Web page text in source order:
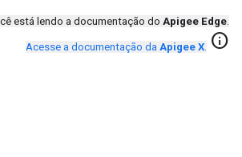
está lendo a documentação do Apigee Edge.
Acesse a documentação da Apigee X. info